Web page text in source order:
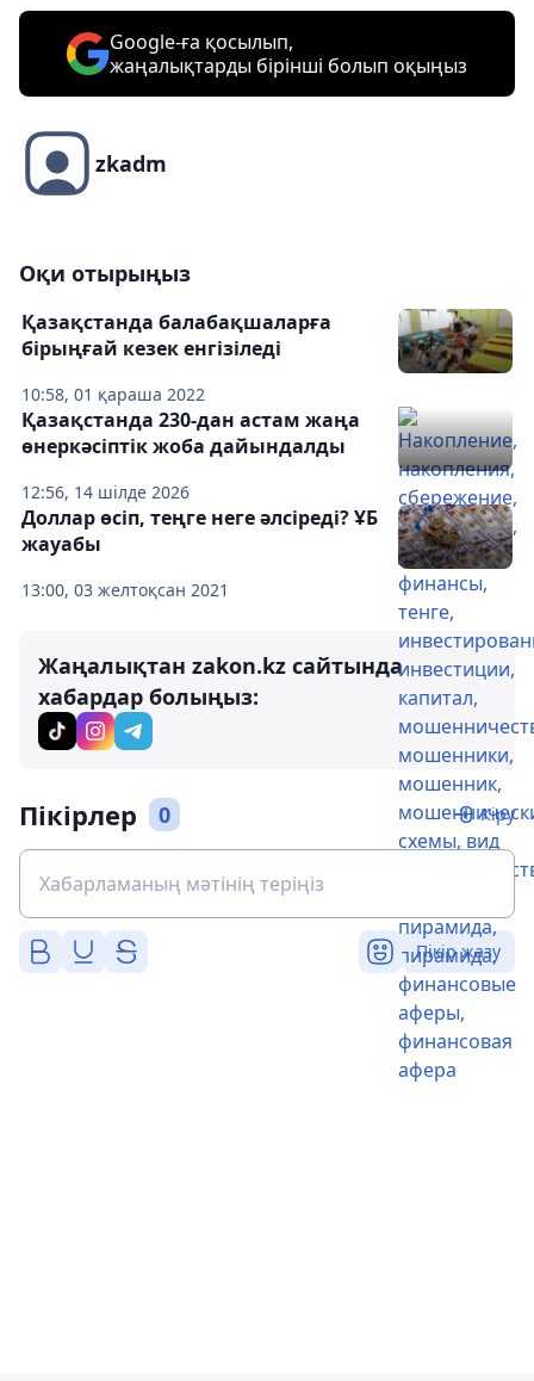
Google-ға қосылып,
жаңалықтарды бірінші болып оқыңыз
zkadm
Оқи отырыңыз
10:58, 01 қараша 2022
Қазақстанда балабақшаларға
бірыңғай кезек енгізіледі
12:56, 14 шілде 2026
Қазақстанда 230-дан астам жаңа
өнеркәсіптік жоба дайындалды
13:00, 03 желтоқсан 2021
Доллар өсіп, теңге неге әлсіреді? ҰБ
жауабы
Жаңалықтан zakon.kz сайтында
хабардар болыңыз:
Пікірлер 0 Кіру
Пікір жазу